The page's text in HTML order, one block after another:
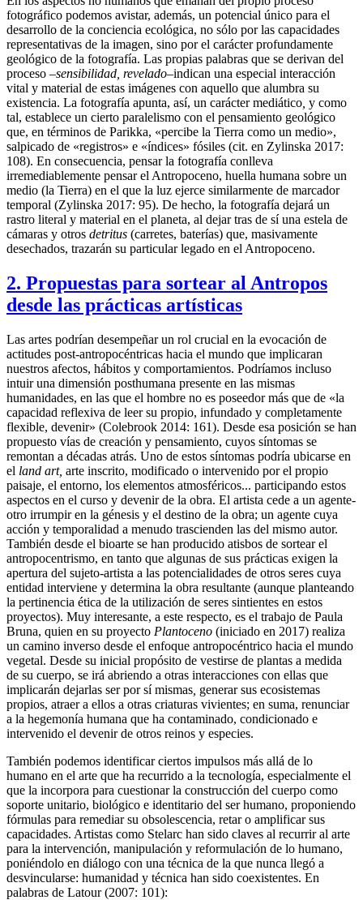
fotográfico podemos avistar, además, un potencial único para el
desarrollo de la conciencia ecológica, no sólo por las capacidades
representativas de la imagen, sino por el carácter profundamente
geológico de la fotografía. Las propias palabras que se derivan del
proceso –sensibilidad, revelado–indican una especial interacción
vital y material de estas imágenes con aquello que alumbra su
existencia. La fotografía apunta, así, un carácter mediático y como
tal, establece un cierto paralelismo con el pensamiento geológico
que, en términos de Parikka, «percibe la Tierra como un medio»,
salpicado de «registros» e «índices» fósiles (cit. en Zylinska 2017:
108). En consecuencia, pensar la fotografía conlleva
irremediablemente pensar el Antropoceno, huella humana sobre un
medio (la Tierra) en el que la luz ejerce similarmente de marcador
temporal (Zylinska 2017: 95). De hecho, la fotografía dejará un
rastro literal y material en el planeta, al dejar tras de sí una estela de
cámaras y otros detritus (carretes, baterías) que, masivamente
desechados, trazarán su particular legado en el Antropoceno.
2. Propuestas para sortear al Antropos
desde las prácticas artísticas
Las artes podrían desempeñar un rol crucial en la evocación de
actitudes post-antropocéntricas hacia el mundo que implicaran
nuestros afectos, hábitos y comportamientos. Podríamos incluso
intuir una dimensión posthumana presente en las mismas
humanidades, en las que el hombre no es poseedor más que de «la
capacidad reflexiva de leer su propio, infundado y completamente
flexible, devenir» (Colebrook 2014: 161). Desde esa posición se han
propuesto vías de creación y pensamiento, cuyos síntomas se
remontan a décadas atrás. Uno de estos síntomas podría ubicarse en
el land art, arte inscrito, modificado o intervenido por el propio
paisaje, el entorno, los elementos atmosféricos... participando estos
aspectos en el curso y devenir de la obra. El artista cede a un agente-
otro irrumpir en la génesis y el destino de la obra; un agente cuya
acción y temporalidad a menudo trascienden las del mismo autor.
También desde el bioarte se han producido atisbos de sortear el
antropocentrismo, en tanto que algunas de sus prácticas exigen la
apertura del sujeto-artista a las potencialidades de otros seres cuya
entidad interviene y determina la obra resultante (aunque planteando
la pertinencia ética de la utilización de seres sintientes en estos
proyectos). Muy interesante, a este respecto, es el trabajo de Paula
Bruna, quien en su proyecto Plantoceno (iniciado en 2017) realiza
un camino inverso desde el enfoque antropocéntrico hacia el mundo
vegetal. Desde su inicial propósito de vestirse de plantas a medida
de su cuerpo, se irá abriendo a otras interacciones con ellas que
implicarán dejarlas ser por sí mismas generar sus ecosistemas
propios, atraer a ellos a otras criaturas vivientes; en suma, renunciar
a la hegemonía humana que ha contaminado, condicionado e
intervenido el devenir de otros reinos y especies.
También podemos identificar ciertos impulsos más allá de lo
humano en el arte que ha recurrido a la tecnología, especialmente el
que la incorpora para cuestionar la construcción del cuerpo como
soporte unitario, biológico e identitario del ser humano, proponiendo
fórmulas para remediar su obsolescencia, retar o amplificar sus
capacidades. Artistas como Stelarc han sido claves al recurrir al arte
para la intervención, manipulación y reformulación de lo humano,
poniéndolo en diálogo con una técnica de la que nunca llegó a
desvincularse: humanidad y técnica han sido coexistentes. En
palabras de Latour (2007: 101):